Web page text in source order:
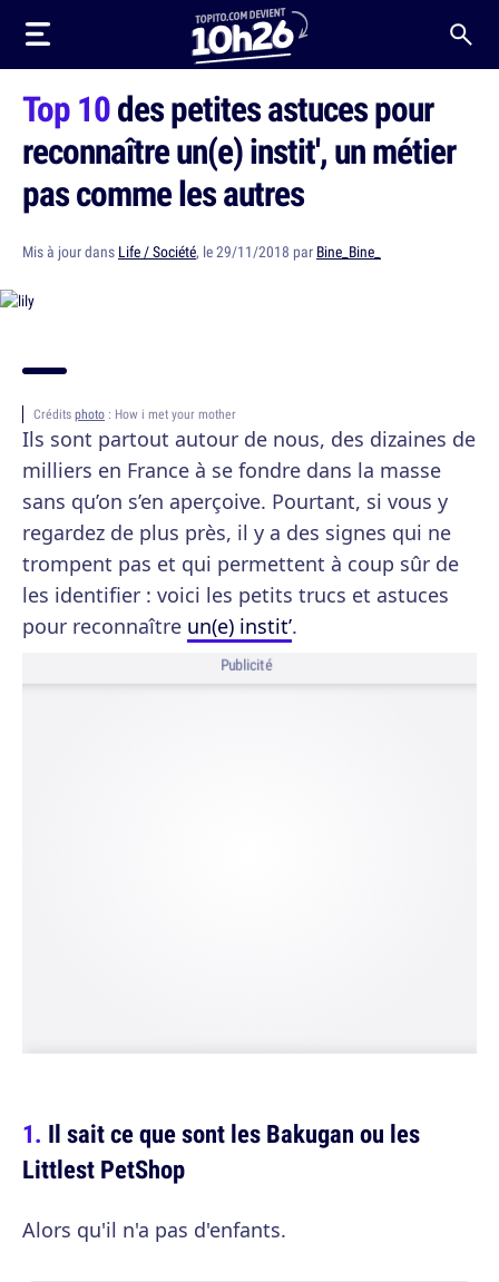
Top 10des petites astuces pour
reconnaître un(e) instit', un métier
pas comme les autres
Mis à jour dans Life / Société, le 29/11/2018 par Bine_Bine_
Crédits photo : How i met your mother
Ils sont partout autour de nous, des dizaines de
milliers en France à se fondre dans la masse
sans qu’on s’en aperçoive. Pourtant, si vous y
regardez de plus près, il y a des signes qui ne
trompent pas et qui permettent à coup sûr de
les identifier : voici les petits trucs et astuces
pour reconnaître un(e) instit’.
Publicité
Il sait ce que sont les Bakugan ou les
Littlest PetShop
Alors qu'il n'a pas d'enfants.